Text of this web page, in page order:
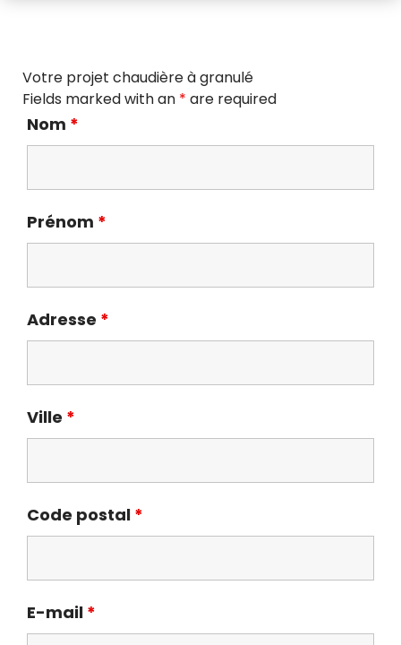
Votre projet chaudière à granulé
Fields marked with an * are required
Nom *
Prénom *
Adresse *
Ville *
Code postal *
E-mail *